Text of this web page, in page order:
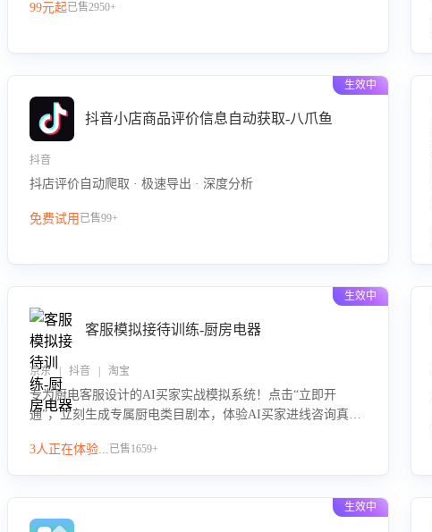
99元起已售2950+
生效中
抖音小店商品评价信息自动获取-八爪鱼
抖音
抖店评价自动爬取 · 极速导出 · 深度分析
免费试用 已售99+
生效中
客服模拟接待训练-厨房电器
京东 | 抖音 | 淘宝
专为厨电客服设计的AI买家实战模拟系统！点击“立即开
通”，立刻生成专属厨电类目剧本，体验AI买家进线咨询真实
景应对技巧！
3人正在体验...已售1659+
生效中